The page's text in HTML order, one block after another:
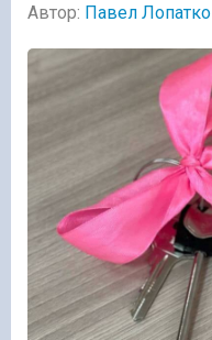
Автор: Павел Лопатко